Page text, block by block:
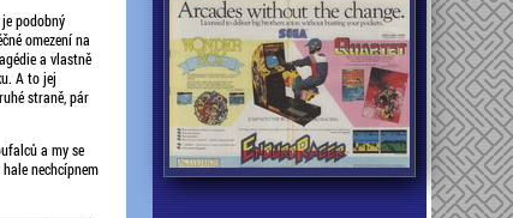
podobný
omezení na
a vlastně
A to jej
straně, pár
a my se
nechcípnem